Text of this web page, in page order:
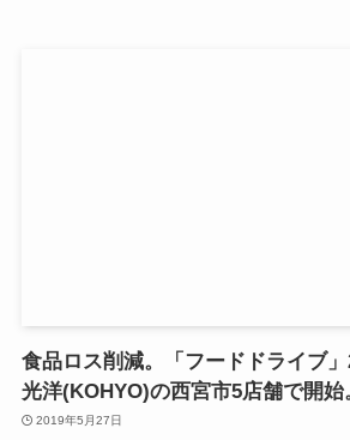
食品ロス削減。「フードドライブ
光洋(KOHYO)の西宮市5店舗で開始
2019年5月27日